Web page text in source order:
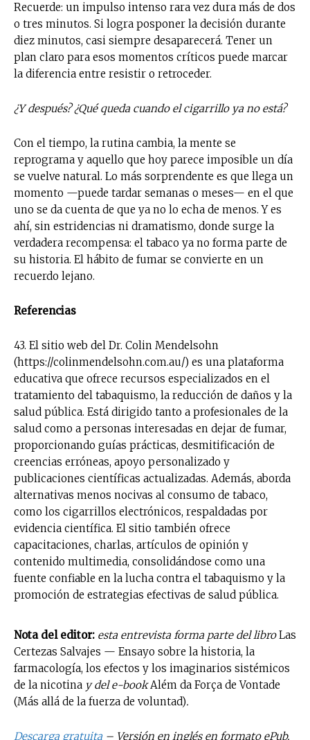
No te pierdas de las
últimas noticias
Suscríbete a nuestro boletín diario y
recibe todas las noticias del vapeo y la
reducción de daños en tu correo
electrónico.
Subscribe to our daily clipping and
receive all the news of vaping and
tobacco harm reduction in your email.
SUBSCRIBIRSE
Recuerde: un impulso intenso rara vez dura más de dos
o tres minutos. Si logra posponer la decisión durante
diez minutos, casi siempre desaparecerá. Tener un
plan claro para esos momentos críticos puede marcar
la diferencia entre resistir o retroceder.
¿Y después? ¿Qué queda cuando el cigarrillo ya no está?
Con el tiempo, la rutina cambia, la mente se
reprograma y aquello que hoy parece imposible un día
se vuelve natural. Lo más sorprendente es que llega un
momento —puede tardar semanas o meses— en el que
uno se da cuenta de que ya no lo echa de menos. Y es
ahí, sin estridencias ni dramatismo, donde surge la
verdadera recompensa: el tabaco ya no forma parte de
su historia. El hábito de fumar se convierte en un
recuerdo lejano.
Referencias
43. El sitio web del Dr. Colin Mendelsohn
(https://colinmendelsohn.com.au/) es una plataforma
educativa que ofrece recursos especializados en el
tratamiento del tabaquismo, la reducción de daños y la
salud pública. Está dirigido tanto a profesionales de la
salud como a personas interesadas en dejar de fumar,
proporcionando guías prácticas, desmitificación de
creencias erróneas, apoyo personalizado y
publicaciones científicas actualizadas. Además, aborda
alternativas menos nocivas al consumo de tabaco,
como los cigarrillos electrónicos, respaldadas por
evidencia científica. El sitio también ofrece
capacitaciones, charlas, artículos de opinión y
contenido multimedia, consolidándose como una
fuente confiable en la lucha contra el tabaquismo y la
promoción de estrategias efectivas de salud pública.
Nota del editor: esta entrevista forma parte del libroLas
Certezas Salvajes — Ensayo sobre la historia, la
farmacología, los efectos y los imaginarios sistémicos
de la nicotina y del e-bookAlém da Força de Vontade
(Más allá de la fuerza de voluntad).
Descarga gratuita – Versión en inglés en formato ePub.